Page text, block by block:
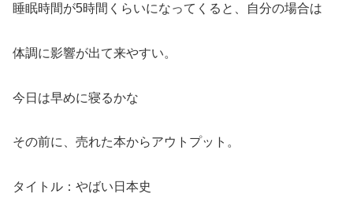
睡眠時間が5時間くらいになってくると、自分の場合は
体調に影響が出て来やすい。
今日は早めに寝るかな
その前に、売れた本からアウトプット。
タイトル：やばい日本史